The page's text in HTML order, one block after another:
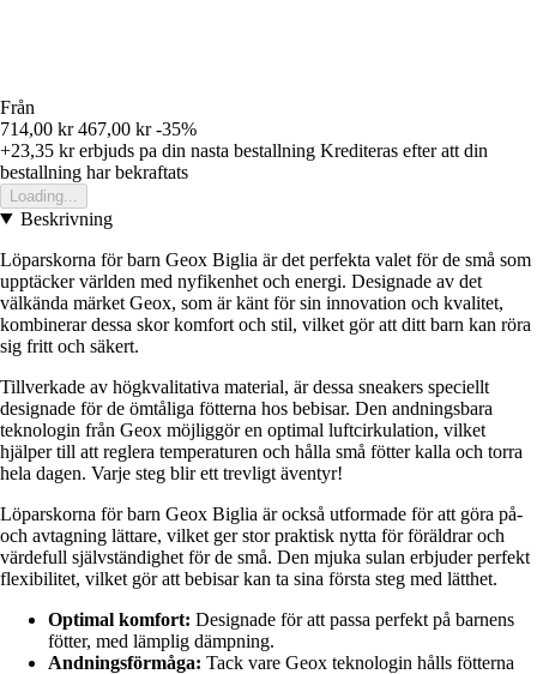
Från
714,00 kr 467,00 kr -35%
+23,35 krerbjuds pa din nasta bestallning Krediteras efter att din
bestallning har bekraftats
Loading...
Beskrivning
Löparskorna för barn Geox Biglia är det perfekta valet för de små som
upptäcker världen med nyfikenhet och energi. Designade av det
välkända märket Geox, som är känt för sin innovation och kvalitet,
kombinerar dessa skor komfort och stil, vilket gör att ditt barn kan röra
sig fritt och säkert.
Tillverkade av högkvalitativa material, är dessa sneakers speciellt
designade för de ömtåliga fötterna hos bebisar. Den andningsbara
teknologin från Geox möjliggör en optimal luftcirkulation, vilket
hjälper till att reglera temperaturen och hålla små fötter kalla och torra
hela dagen. Varje steg blir ett trevligt äventyr!
Löparskorna för barn Geox Biglia är också utformade för att göra på-
och avtagning lättare, vilket ger stor praktisk nytta för föräldrar och
värdefull självständighet för de små. Den mjuka sulan erbjuder perfekt
flexibilitet, vilket gör att bebisar kan ta sina första steg med lätthet.
Optimal komfort: Designade för att passa perfekt på barnens
fötter, med lämplig dämpning.
Andningsförmåga: Tack vare Geox teknologin hålls fötterna